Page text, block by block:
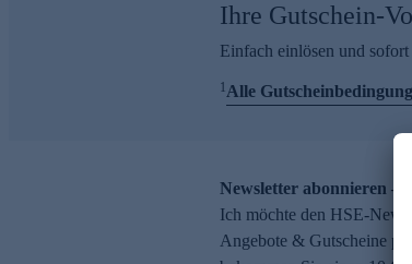
Ihre Gutschein-
Einfach einlösen und
1Alle
Newsletter abonnieren –
Ich möchte den HSE-
Angebote & Gutscheine